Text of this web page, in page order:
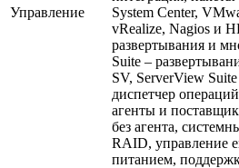
Управление
System Center,
vRealize, Nagios и
развертывания и
Suite –
SV, ServerView
диспетчер
агенты и
без агента,
RAID, управление
питанием,